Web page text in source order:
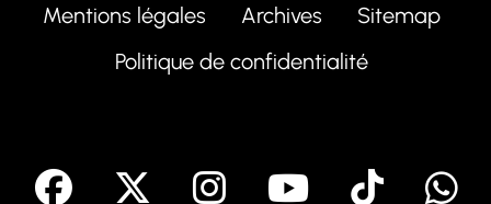
Mentions légales Archives
Sitemap
Politique de confidentialité
facebook Instagram
Youtube
Tik